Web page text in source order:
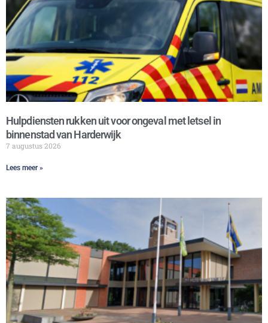
Hulpdiensten rukken uit voor ongeval met letsel in
binnenstad van Harderwijk
7 augustus 2026
Lees meer »